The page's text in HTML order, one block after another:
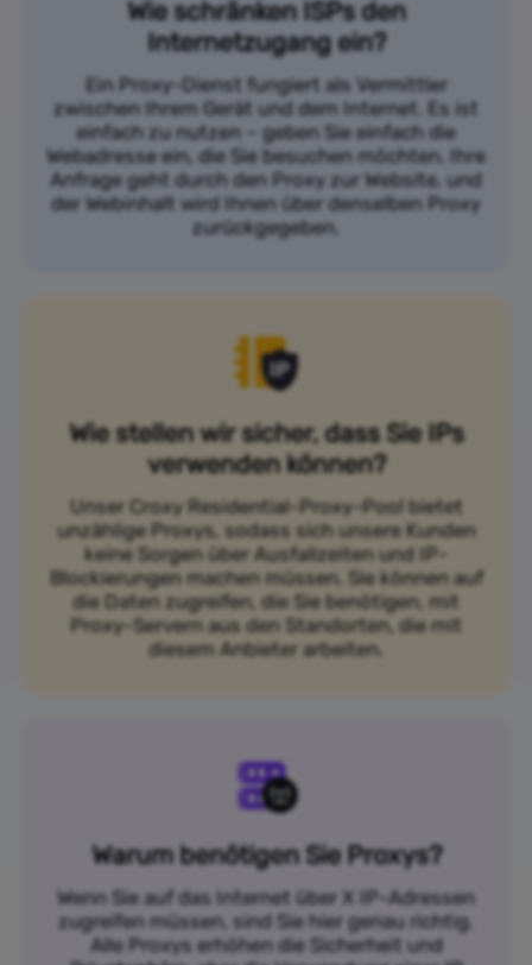
Wie schränken ISPs den
Internetzugang ein?
Ein Proxy-Dienst fungiert als Vermittler
zwischen Ihrem Gerät und dem Internet. Es ist
einfach zu nutzen – geben Sie einfach die
Webadresse ein, die Sie besuchen möchten. Ihre
Anfrage geht durch den Proxy zur Website, und
der Webinhalt wird Ihnen über denselben Proxy
zurückgegeben.
Wie stellen wir sicher, dass Sie IPs
verwenden können?
Unser Croxy Residential-Proxy-Pool bietet
unzählige Proxys, sodass sich unsere Kunden
keine Sorgen über Ausfallzeiten und IP-
Blockierungen machen müssen. Sie können auf
die Daten zugreifen, die Sie benötigen, mit
Proxy-Servern aus den Standorten, die mit
diesem Anbieter arbeiten.
Warum benötigen Sie Proxys?
Wenn Sie auf das Internet über X IP-Adressen
zugreifen müssen, sind Sie hier genau richtig.
Alle Proxys erhöhen die Sicherheit und